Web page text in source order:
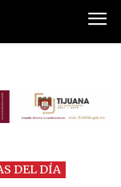
DEL DÍA